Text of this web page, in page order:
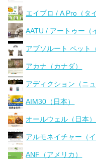
エイプロ / A Pro（タイ
AATU / アートゥー（
アブソルート ペット
アカナ（カナダ）
アディクション（ニ
AIM30（日本）
オールウェル（日本）
アルモネイチャー（イ
ANF（アメリカ）